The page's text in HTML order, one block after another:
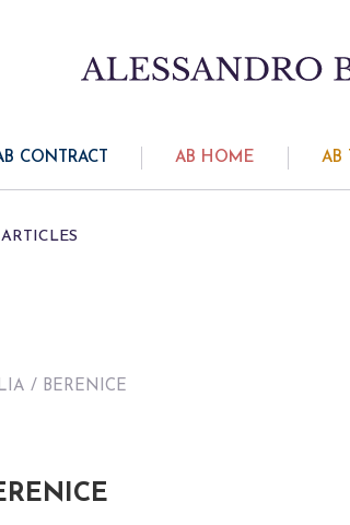
CONTRACT AB HOME AB
ARTICLES
/ BERENICE